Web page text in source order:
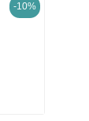
-10%